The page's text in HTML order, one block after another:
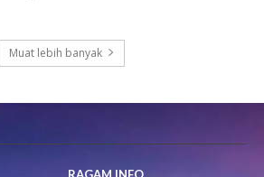
Muat lebih banyak
RAGAM INFO